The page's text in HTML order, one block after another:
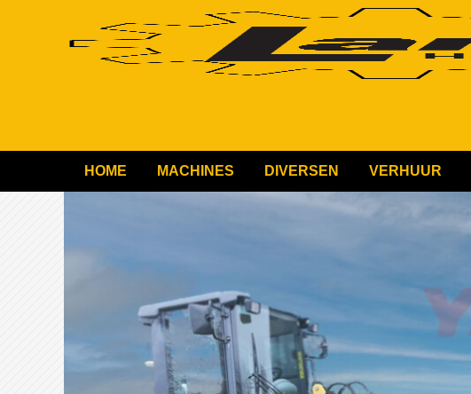
HOME MACHINES DIVERSEN VERHUUR